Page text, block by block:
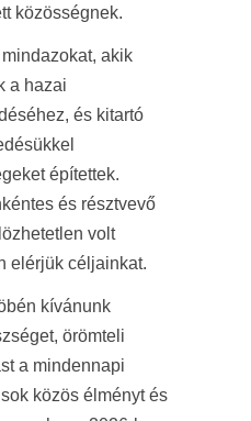
közösségnek.
akik
a hazai
és kitartó
építettek.
és résztvevő
volt
elérjük céljainkat.
kívánunk
örömteli
a mindennapi
közös élményt és